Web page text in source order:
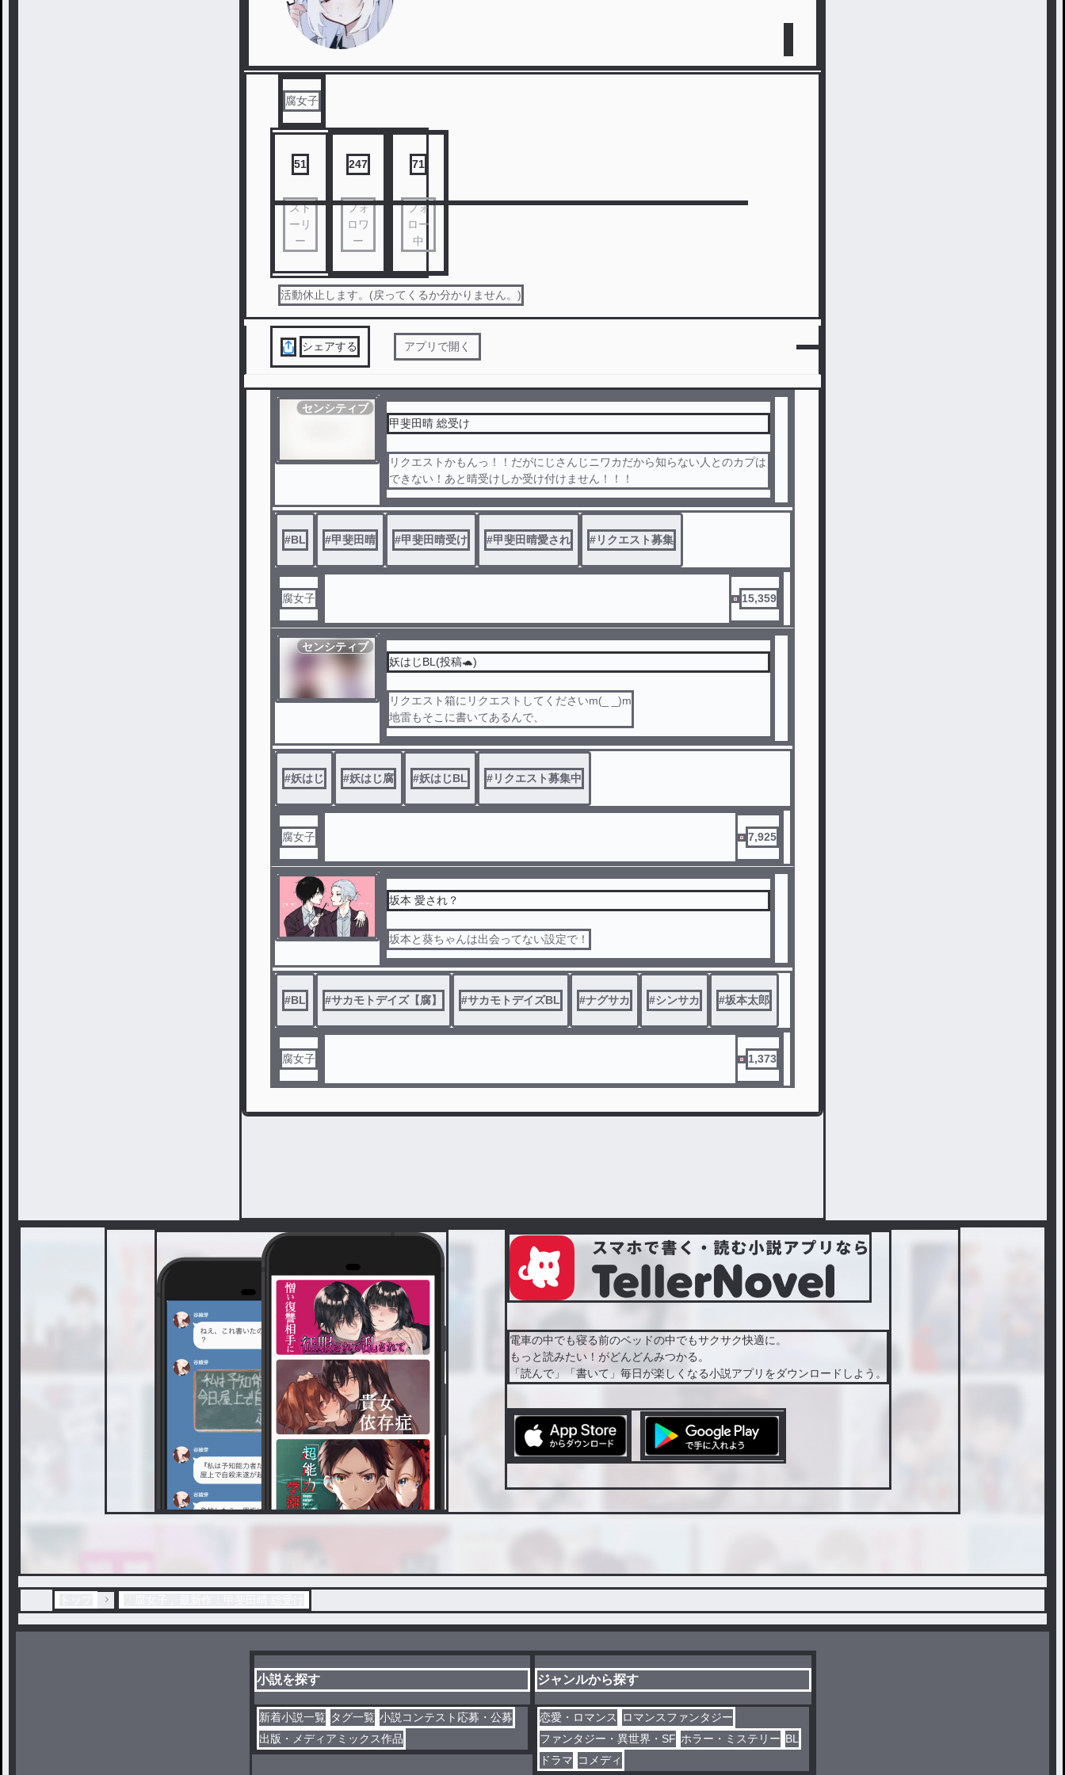
腐女子
51
スト
ーリ
ー
247
フォ
ロワ
ー
71
フォ
ロー
中
活動休止します。(戻ってくるか分かりません。)
シェアする アプリで開く
センシティブ
甲斐田晴 総受け
リクエストかもんっ！！だがにじさんじニワカだから知らない人とのカプは
できない！あと晴受けしか受け付けません！！！
#BL #甲斐田晴 #甲斐田晴受け #甲斐田晴愛され #リクエスト募集
腐女子 15,359
センシティブ
妖はじBL(投稿🐢)
リクエスト箱にリクエストしてくださいm(_ _)m
地雷もそこに書いてあるんで、
#妖はじ #妖はじ腐 #妖はじBL #リクエスト募集中
腐女子 7,925
坂本 愛され？
坂本と葵ちゃんは出会ってない設定で！
#BL #サカモトデイズ【腐】 #サカモトデイズBL #ナグサカ #シンサカ #坂本太郎
腐女子 1,373
電車の中でも寝る前のベッドの中でもサクサク快適に。
もっと読みたい！がどんどんみつかる。
「読んで」「書いて」毎日が楽しくなる小説アプリをダウンロードしよう。
小説を探す
新着小説一覧 タグ一覧 小説コンテスト応募・公募
出版・メディアミックス作品
ジャンルから探す
恋愛・ロマンス
ロマンスファンタジー
ファンタジー・異世界・SF ホラー・ミステリー BL
ドラマ コメディ